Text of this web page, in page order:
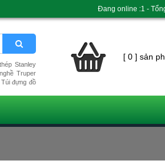
Stanley
Truper
Túi đựng đồ
[ 0 ] sản
Đang online :1 -